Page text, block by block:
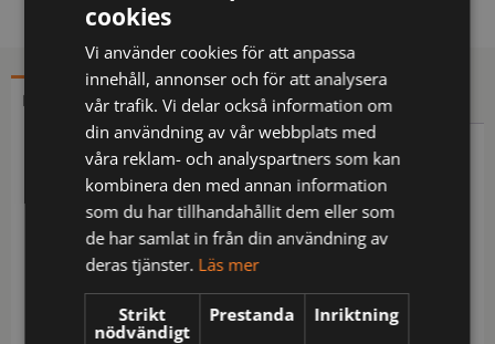
BESKRIVNING YTTERLIGARE INFORMATION
Beskrivning
Dolda tryckknappar / Bröstficka med pennficka,
lock med dold tryckknapp / 2 framfickor med lock
och dold tryckknapp / Slits bak / Reglerbart
ärmslut med tryckknapp / Testad och godkänd
enligt IEC 61340-5-1 / OEKO-TEX®-certifierad.
cookies
Vi använder cookies för att anpassa
innehåll, annonser och för att analysera
vår trafik. Vi delar också information om
din användning av vår webbplats med
våra reklam- och analyspartners som kan
kombinera den med annan information
som du har tillhandahållit dem eller som
de har samlat in från din användning av
deras tjänster. Läs mer
Strikt
nödvändigt
Prestanda Inriktning